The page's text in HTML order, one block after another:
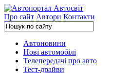
Про сайт Автори Контакти
Автоновини
Нові автомобілі
Телепередачі про авто
Тест-драйви